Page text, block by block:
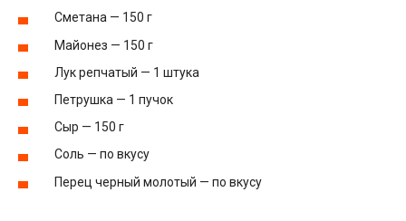
Сметана — 150 г
Майонез — 150 г
Лук репчатый — 1 штука
Петрушка — 1 пучок
Сыр — 150 г
Соль — по вкусу
Перец черный молотый — по вкусу